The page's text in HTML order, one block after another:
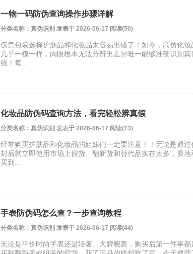
一物一码防伪查询操作步骤详解
分类名称：真伪识别 发表于 2026-06-17 阅读(50)
仅凭包装选择护肤品和化妆品太容易出错了！如今，高仿化
几乎一模一样，肉眼根本无法分辨出差异唯一能够准确识别
统！每...
化妆品防伪码查询方法，看完轻松辨真假
分类名称：真伪识别 发表于 2026-06-17 阅读(13)
经常购买护肤品和化妆品的姐妹们一定要注意！！无论是通
封后就立即使用市场上假货、翻新货和替代品实在太多，质
买到...
手表防伪码怎么查？一步查询教程
分类名称：真伪识别 发表于 2026-06-17 阅读(44)
无论是平价时尚手表还是轻奢、大牌腕表，购买后第一件事